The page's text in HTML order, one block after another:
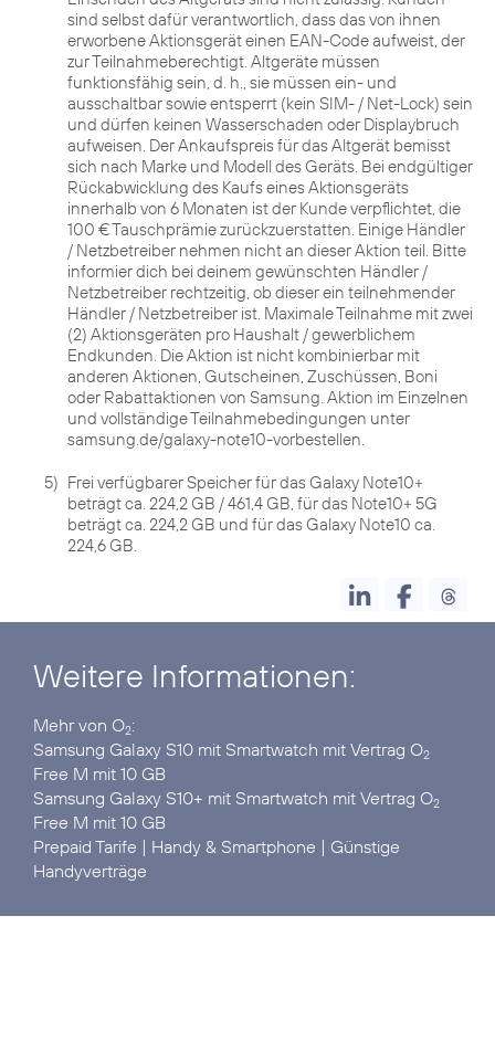
sind selbst dafür verantwortlich, dass das von ihnen
erworbene Aktionsgerät einen EAN-Code aufweist, der
zur Teilnahmeberechtigt. Altgeräte müssen
funktionsfähig sein, d. h., sie müssen ein- und
ausschaltbar sowie entsperrt (kein SIM- / Net-Lock) sein
und dürfen keinen Wasserschaden oder Displaybruch
aufweisen. Der Ankaufspreis für das Altgerät bemisst
sich nach Marke und Modell des Geräts. Bei endgültiger
Rückabwicklung des Kaufs eines Aktionsgeräts
innerhalb von 6 Monaten ist der Kunde verpflichtet, die
100 € Tauschprämie zurückzuerstatten. Einige Händler
/ Netzbetreiber nehmen nicht an dieser Aktion teil. Bitte
informier dich bei deinem gewünschten Händler /
Netzbetreiber rechtzeitig, ob dieser ein teilnehmender
Händler / Netzbetreiber ist. Maximale Teilnahme mit zwei
(2) Aktionsgeräten pro Haushalt / gewerblichem
Endkunden. Die Aktion ist nicht kombinierbar mit
anderen Aktionen, Gutscheinen, Zuschüssen, Boni
oder Rabattaktionen von Samsung. Aktion im Einzelnen
und vollständige Teilnahmebedingungen unter
samsung.de/galaxy-note10-vorbestellen.
5) Frei verfügbarer Speicher für das Galaxy Note10+
beträgt ca. 224,2 GB / 461,4 GB, für das Note10+ 5G
beträgt ca. 224,2 GB und für das Galaxy Note10 ca.
224,6 GB.
Weitere Informationen:
Mehr von O2
Samsung Galaxy S10 mit Smartwatch mit Vertrag O2
Samsung Galaxy S10+ mit Smartwatch mit Vertrag O2
Prepaid Tarife | Handy & Smartphone | Günstige
Handyverträge